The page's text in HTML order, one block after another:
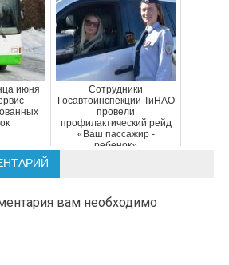
июня
Сотрудники
Госавтоинспекции ТиНАО
провели
профилактический рейд
«Ваш пассажир -
ребенок»
вам необходимо